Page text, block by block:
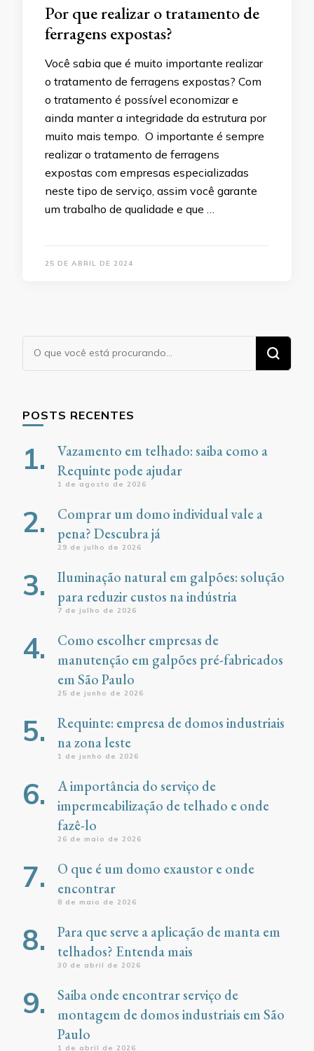
Por que realizar o tratamento de
ferragens expostas?
Você sabia que é muito importante realizar
o tratamento de ferragens expostas? Com
o tratamento é possível economizar e
ainda manter a integridade da estrutura por
muito mais tempo. O importante é sempre
realizar o tratamento de ferragens
expostas com empresas especializadas
neste tipo de serviço, assim você garante
um trabalho de qualidade e que …
25 DE ABRIL DE 2024
Procurando
POSTS RECENTES
Vazamento em telhado: saiba como a
Requinte pode ajudar
1 de agosto de 2026
Comprar um domo individual vale a
pena? Descubra já
29 de julho de 2026
Iluminação natural em galpões: solução
para reduzir custos na indústria
7 de julho de 2026
Como escolher empresas de
manutenção em galpões pré-fabricados
em São Paulo
25 de junho de 2026
Requinte: empresa de domos industriais
na zona leste
1 de junho de 2026
A importância do serviço de
impermeabilização de telhado e onde
fazê-lo
26 de maio de 2026
O que é um domo exaustor e onde
encontrar
8 de maio de 2026
Para que serve a aplicação de manta em
telhados? Entenda mais
30 de abril de 2026
Saiba onde encontrar serviço de
montagem de domos industriais em São
Paulo
1 de abril de 2026